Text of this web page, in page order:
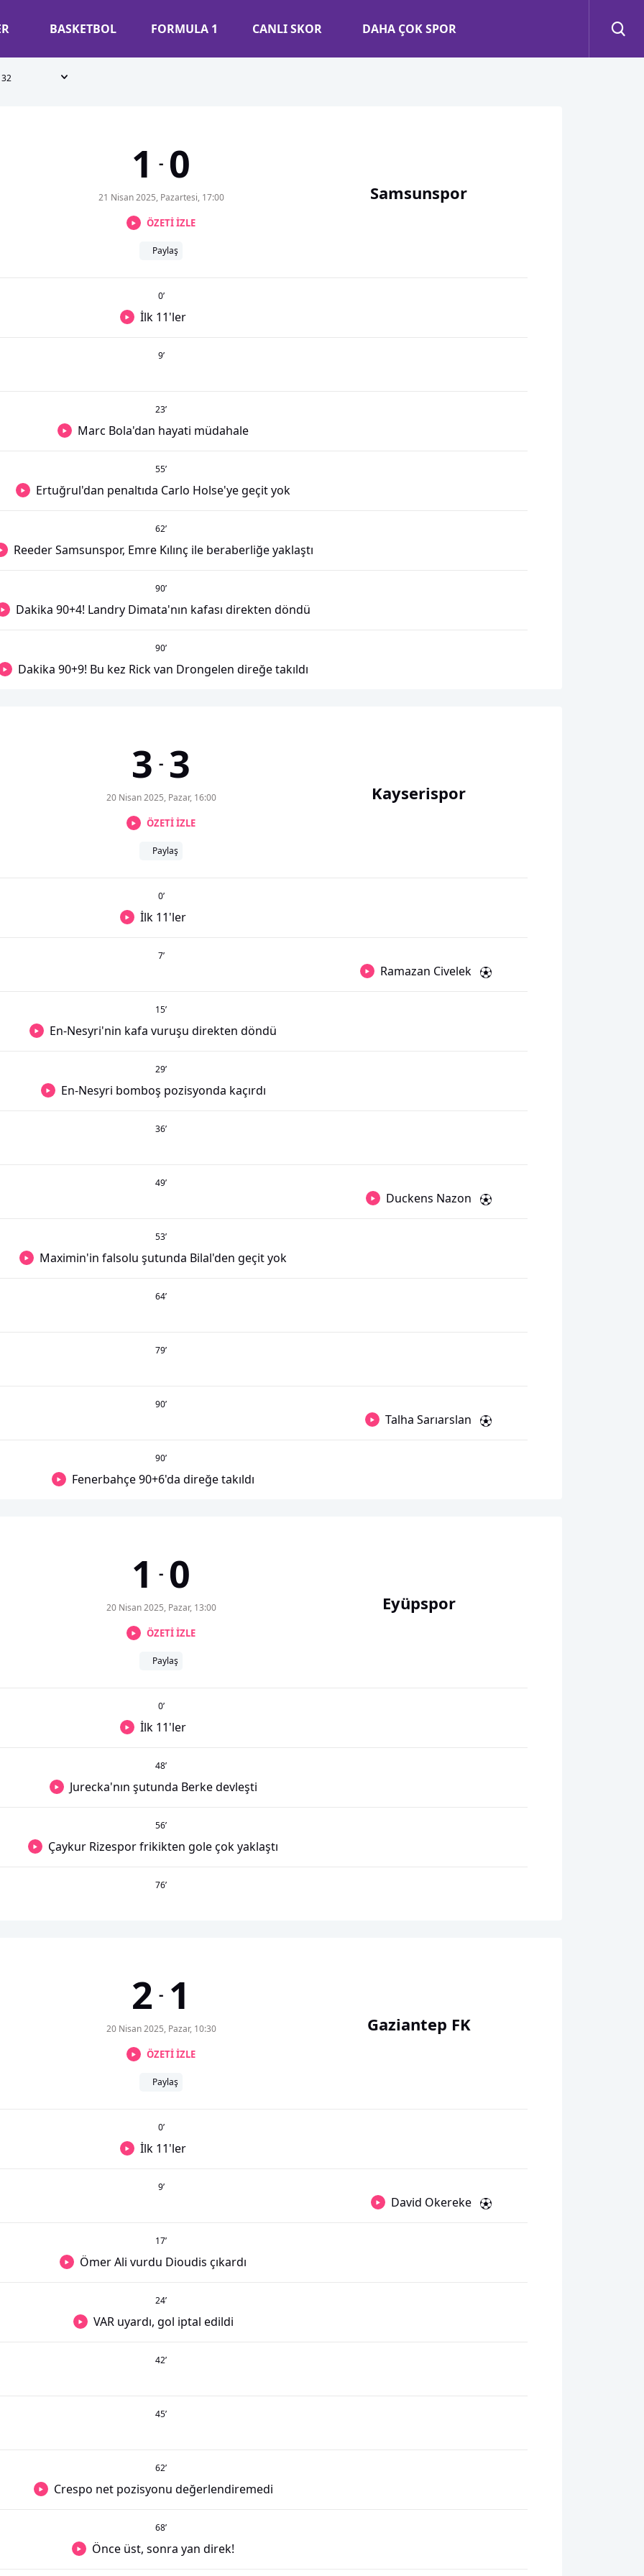
BASKETBOL FORMULA 1 CANLI SKOR DAHA ÇOK SPOR
32
1 - 0
21 Nisan 2025, Pazartesi, 17:00
ÖZETİ İZLE
Paylaş
Samsunspor
0’
İlk 11'ler
9’
23’
Marc Bola'dan hayati müdahale
55’
Ertuğrul'dan penaltıda Carlo Holse'ye geçit yok
62’
Reeder Samsunspor, Emre Kılınç ile beraberliğe yaklaştı
90’
Dakika 90+4! Landry Dimata'nın kafası direkten döndü
90’
Dakika 90+9! Bu kez Rick van Drongelen direğe takıldı
3 - 3
20 Nisan 2025, Pazar, 16:00
ÖZETİ İZLE
Paylaş
Kayserispor
0’
İlk 11'ler
7’
Ramazan Civelek
15’
En-Nesyri'nin kafa vuruşu direkten döndü
29’
En-Nesyri bomboş pozisyonda kaçırdı
36’
49’
Duckens Nazon
53’
Maximin'in falsolu şutunda Bilal'den geçit yok
64’
79’
90’
Talha Sarıarslan
90’
Fenerbahçe 90+6'da direğe takıldı
1 - 0
20 Nisan 2025, Pazar, 13:00
ÖZETİ İZLE
Paylaş
Eyüpspor
0’
İlk 11'ler
48’
Jurecka'nın şutunda Berke devleşti
56’
Çaykur Rizespor frikikten gole çok yaklaştı
76’
2 - 1
20 Nisan 2025, Pazar, 10:30
ÖZETİ İZLE
Paylaş
Gaziantep FK
0’
İlk 11'ler
9’
David Okereke
17’
Ömer Ali vurdu Dioudis çıkardı
24’
VAR uyardı, gol iptal edildi
42’
45’
62’
Crespo net pozisyonu değerlendiremedi
68’
Önce üst, sonra yan direk!